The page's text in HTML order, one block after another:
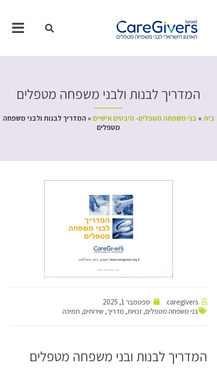
המדריך לבנות ולבני משפחה מטפלים
בית »בני משפחה מטפלים- היבטים אישיים » המדריך לבנות ולבני משפחה
מטפלים
caregivers
ספטמבר 1, 2025
בני משפחה מטפלים, זכויות, מדריך, שירותים, תמיכה
המדריך לבנות ובני משפחה מטפלים